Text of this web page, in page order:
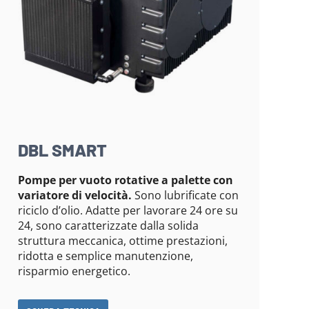
DBL SMART
Pompe per vuoto rotative a palette con
variatore di velocità. Sono lubrificate con
riciclo d’olio. Adatte per lavorare 24 ore su
24, sono caratterizzate dalla solida
struttura meccanica, ottime prestazioni,
ridotta e semplice manutenzione,
risparmio energetico.